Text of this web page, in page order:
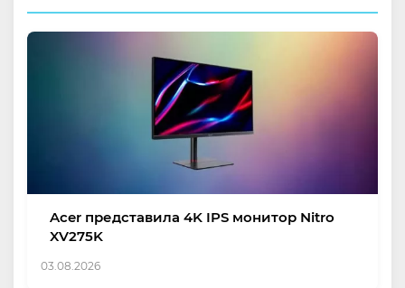
Acer представила 4K IPS монитор Nitro
XV275K
03.08.2026